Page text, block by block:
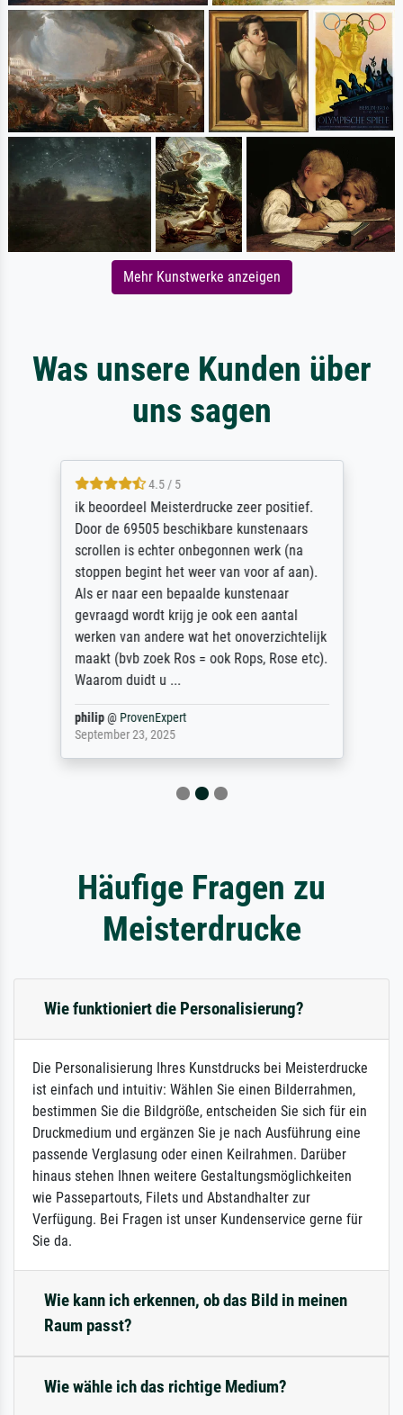
Mehr Kunstwerke anzeigen
Was unsere Kunden über
uns sagen
4.5 / 5
ik beoordeel Meisterdrucke zeer positief.
Door de 69505 beschikbare kunstenaars
scrollen is echter onbegonnen werk (na
stoppen begint het weer van voor af aan).
Als er naar een bepaalde kunstenaar
gevraagd wordt krijg je ook een aantal
werken van andere wat het onoverzichtelijk
maakt (bvb zoek Ros = ook Rops, Rose etc).
Waarom duidt u ...
philip@ ProvenExpert
September 23, 2025
Häufige Fragen zu
Meisterdrucke
Wie funktioniert die Personalisierung?
Die Personalisierung Ihres Kunstdrucks bei Meisterdrucke
ist einfach und intuitiv: Wählen Sie einen Bilderrahmen,
bestimmen Sie die Bildgröße, entscheiden Sie sich für ein
Druckmedium und ergänzen Sie je nach Ausführung eine
passende Verglasung oder einen Keilrahmen. Darüber
hinaus stehen Ihnen weitere Gestaltungsmöglichkeiten
wie Passepartouts, Filets und Abstandhalter zur
Verfügung. Bei Fragen ist unser Kundenservice gerne für
Sie da.
Wie kann ich erkennen, ob das Bild in meinen
Raum passt?
Wie wähle ich das richtige Medium?